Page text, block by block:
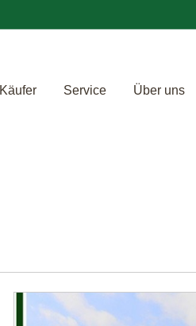
Käufer Service Über uns